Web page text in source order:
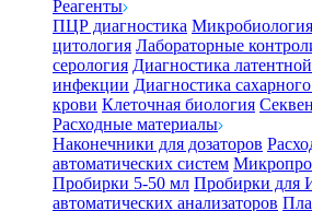
Реагенты
ПЦР диагностика Микробиология
цитология Лабораторные
серология Диагностика
инфекции Диагностика
крови Клеточная биология
Расходные материалы
Наконечники для дозаторов
автоматических систем
Пробирки 5-50 мл Пробирки для
автоматических анализаторов